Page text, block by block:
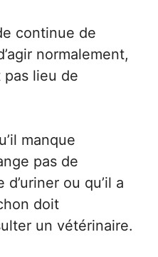
continue de
normalement,
pas lieu de
manque
pas de
ou qu’il a
doit
un vétérinaire.